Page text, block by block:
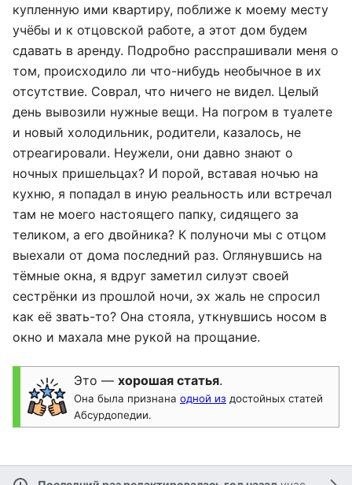
купленную ими квартиру, поближе к моему месту
учёбы и к отцовской работе, а этот дом будем
сдавать в аренду. Подробно расспрашивали меня о
том, происходило ли что-нибудь необычное в их
отсутствие. Соврал, что ничего не видел. Целый
день вывозили нужные вещи. На погром в туалете
и новый холодильник, родители, казалось, не
отреагировали. Неужели, они давно знают о
ночных пришельцах? И порой, вставая ночью на
кухню, я попадал в иную реальность или встречал
там не моего настоящего папку, сидящего за
теликом, а его двойника? К полуночи мы с отцом
выехали от дома последний раз. Оглянувшись на
тёмные окна, я вдруг заметил силуэт своей
сестрёнки из прошлой ночи, эх жаль не спросил
как её звать-то? Она стояла, уткнувшись носом в
окно и махала мне рукой на прощание.
Это — хорошая статья.
Она была признана одной из достойных статей
Абсурдопедии.